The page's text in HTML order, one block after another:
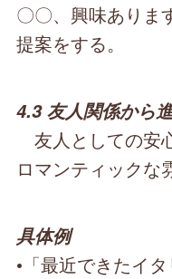
〇〇、興味ありま
提案をする。
4.3 友人関係から
友人としての安
ロマンティックな
具体例
•「最近できたイ